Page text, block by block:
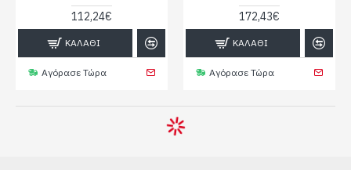
112,24€
ΚΑΛΆΘΙ
Αγόρασε Τώρα
172,43€
ΚΑΛΆΘΙ
Αγόρασε Τώρα